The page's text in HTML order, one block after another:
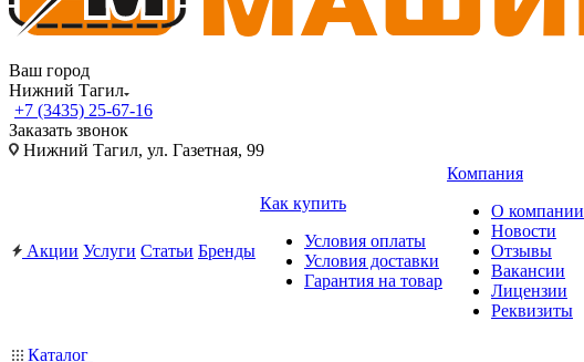
Ваш город
Нижний Тагил
+7 (3435) 25-67-16
Заказать звонок
Нижний Тагил, ул. Газетная, 99
Акции Услуги Статьи Бренды
Как купить
Условия оплаты
Условия доставки
Гарантия на товар
Компания
О компании
Новости
Отзывы
Вакансии
Лицензии
Реквизиты
Каталог